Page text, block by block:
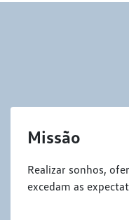
Missão
Realizar sonhos,
excedam as